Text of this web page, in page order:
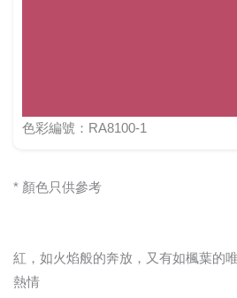
色彩編號：RA8100-1
* 顏色只供參考
紅，如火焰般的奔放，又有如楓葉的
熱情